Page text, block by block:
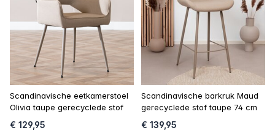
Scandinavische eetkamerstoel
Olivia taupe gerecyclede stof
€ 129,95
Scandinavische barkruk Maud
gerecyclede stof taupe 74 cm
€ 139,95